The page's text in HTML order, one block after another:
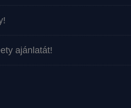
ajánlatát!